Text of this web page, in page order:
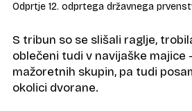
Odprtje 12. odprtega državnega
S tribun so se slišali raglje,
oblečeni tudi v navijaške majice
mažoretnih skupin, pa tudi
okolici dvorane.